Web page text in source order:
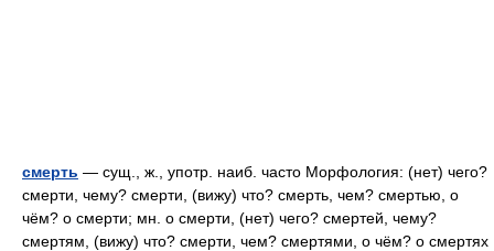
смерть — сущ., ж., употр. наиб. часто Морфология: (нет) чего?
смерти, чему? смерти, (вижу) что? смерть, чем? смертью, о
чём? о смерти; мн. о смерти, (нет) чего? смертей, чему?
смертям, (вижу) что? смерти, чем? смертями, о чём? о смертях